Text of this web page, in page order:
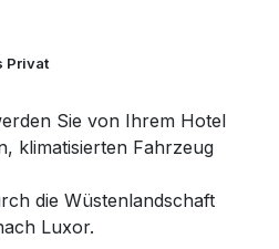
Privat
Sie von Ihrem Hotel
klimatisierten Fahrzeug
die Wüstenlandschaft
Luxor.